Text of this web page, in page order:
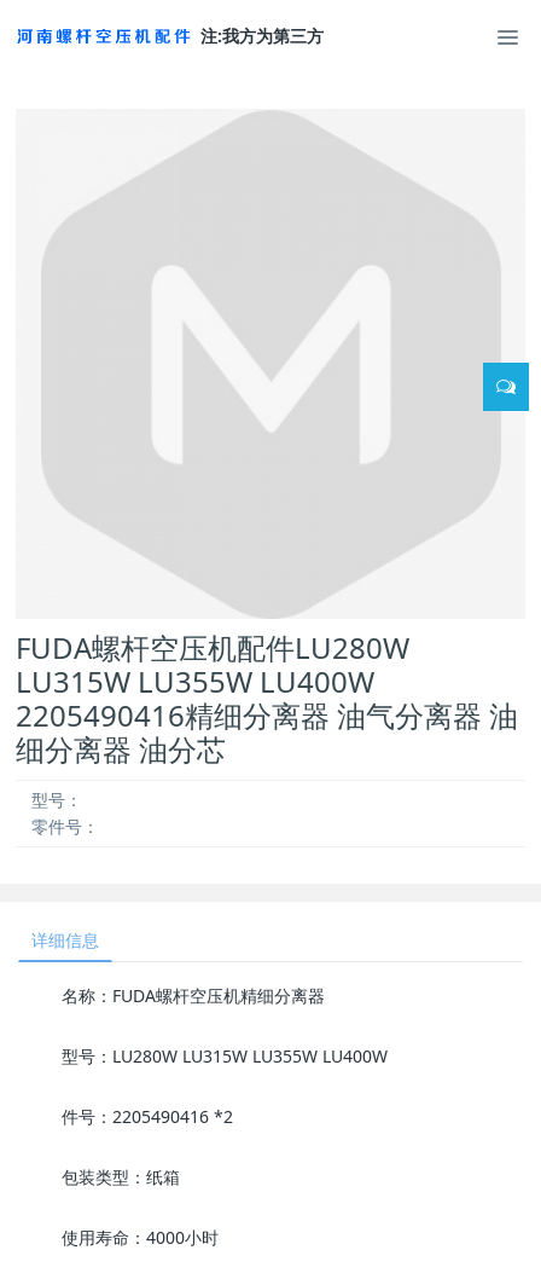
注:我方为第三方
FUDA螺杆空压机配件LU280W
LU315W LU355W LU400W
2205490416精细分离器 油气分离器 油
细分离器 油分芯
型号：
零件号：
详细信息
名称：FUDA螺杆空压机精细分离器
型号：LU280W LU315W LU355W LU400W
件号：2205490416 *2
包装类型：纸箱
使用寿命：4000小时